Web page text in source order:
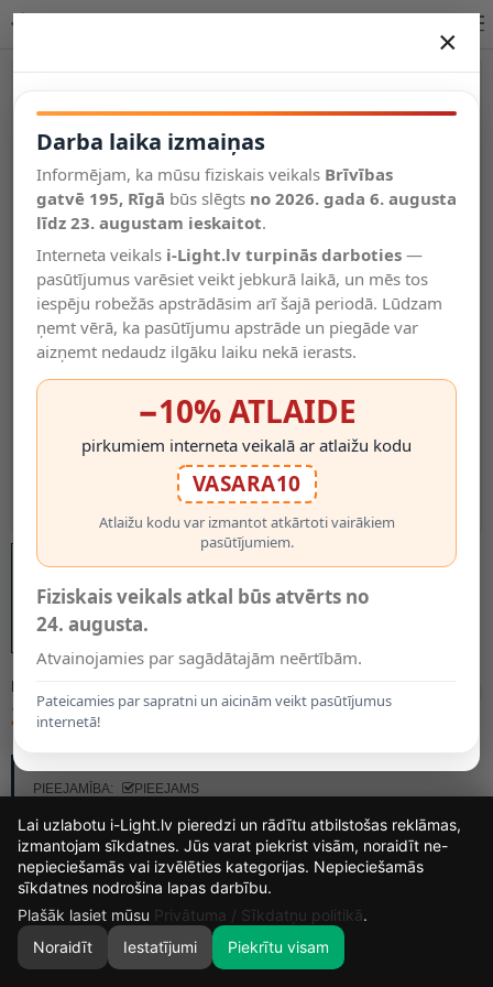
Salīdzināt
Vēlmju
saraksts
Valodas
0
MODELIS:
29.99€
PIEEJAMĪBA:
PIEEJAMS
×
Darba laika izmaiņas
Informējam, ka mūsu fiziskais veikals Brīvības
gatvē 195, Rīgā būs slēgts no 2026. gada 6. augusta
līdz 23. augustam ieskaitot.
Interneta veikals i-Light.lv turpinās darboties —
pasūtījumus varēsiet veikt jebkurā laikā, un mēs tos
iespēju robežās apstrādāsim arī šajā periodā. Lūdzam
ņemt vērā, ka pasūtījumu apstrāde un piegāde var
aizņemt nedaudz ilgāku laiku nekā ierasts.
−10% ATLAIDE
pirkumiem interneta veikalā ar atlaižu kodu
VASARA10
Atlaižu kodu var izmantot atkārtoti vairākiem
pasūtījumiem.
Fiziskais veikals atkal būs atvērts no
24. augusta.
Atvainojamies par sagādātajām neērtībām.
Pateicamies par sapratni un aicinām veikt pasūtījumus
internetā!
15
DIENAS
7
STUNDAS
23
MIN.
37
Lai uzlabotu i-Light.lv pieredzi un rādītu atbilstošas reklāmas,
izmantojam sīkdatnes. Jūs varat piekrist visām, noraidīt ne-
nepieciešamās vai izvēlēties kategorijas. Nepieciešamās
sīkdatnes nodrošina lapas darbību.
Plašāk lasiet mūsu Privātuma / Sīkdatņu politikā.
Noraidīt
Iestatījumi Piekrītu visam